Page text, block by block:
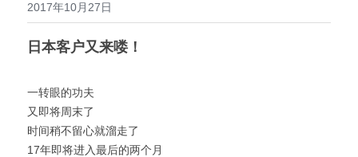
2017年10月27日
日本客户又来喽！
一转眼的功夫
又即将周末了
时间稍不留心就溜走了
17年即将进入最后的两个月